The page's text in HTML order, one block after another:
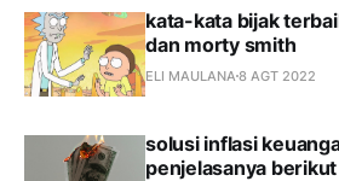
kata-kata bijak
dan morty smith
ELI MAULANA 8 AGT 2022
solusi inflasi
penjelasanya